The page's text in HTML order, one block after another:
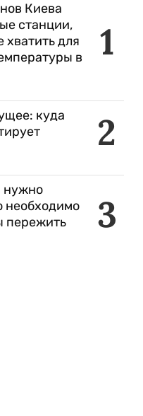
1
Киева
станции,
хватить для
в
2
куда
3
нужно
необходимо
пережить